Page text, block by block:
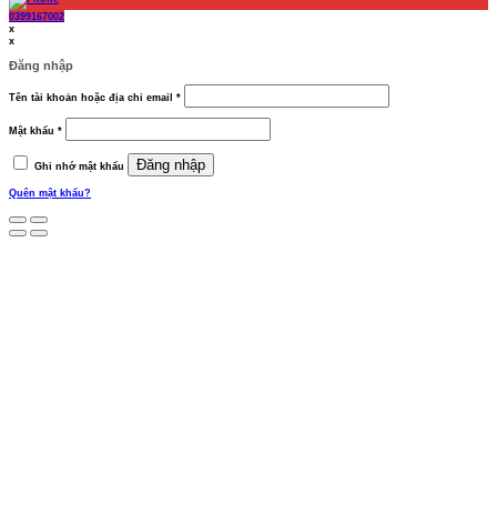
0399167002
x
x
Đăng nhập
Tên tài khoản hoặc địa chỉ email *
Bắt
Mật khẩu *
Bắt
Ghi nhớ mật khẩu Đăng nhập
Quên mật khẩu?